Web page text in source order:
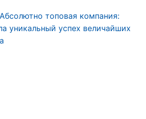
Абсолютно топовая компания:
уникальный успех величайших